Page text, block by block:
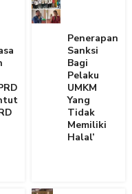
Penerapan
Sanksi
Bagi
Pelaku
UMKM
Yang
Tidak
Memiliki
Halal’